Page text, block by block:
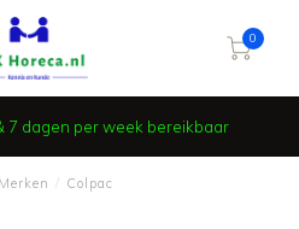
0
7 dagen per week bereikbaar
Merken Colpac